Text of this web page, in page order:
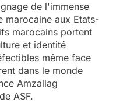
de l'immense
marocaine aux Etats-
marocains portent
et identité
même face
dans le monde
Amzallag
ASF.